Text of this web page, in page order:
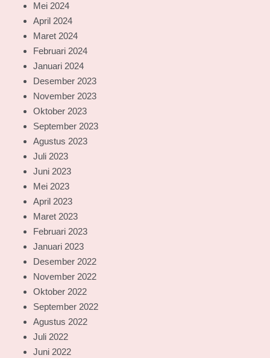
Mei 2024
April 2024
Maret 2024
Februari 2024
Januari 2024
Desember 2023
November 2023
Oktober 2023
September 2023
Agustus 2023
Juli 2023
Juni 2023
Mei 2023
April 2023
Maret 2023
Februari 2023
Januari 2023
Desember 2022
November 2022
Oktober 2022
September 2022
Agustus 2022
Juli 2022
Juni 2022